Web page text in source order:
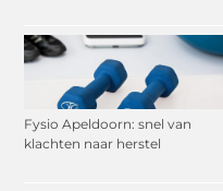
Fysio Apeldoorn: snel van
klachten naar herstel